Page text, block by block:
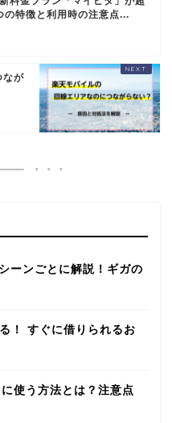
の特徴と利用時の注意点...
なが
ーンごとに解説！ギガの
！ すぐに借りられるお
使う方法とは？注意点
LIBMO
IIJmio
b-mobile
モバイルONE